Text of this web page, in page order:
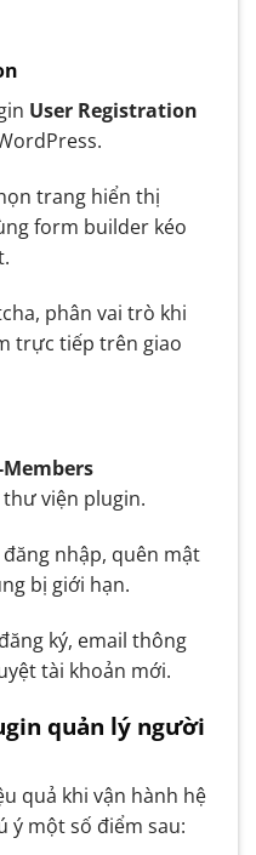
User Registration
trang hiển thị
form builder kéo
phân vai trò khi
trực tiếp trên giao
Members
viện plugin.
nhập, quên mật
bị giới hạn.
ký, email thông
tài khoản mới.
quản lý người
quả khi vận hành hệ
ý một số điểm sau: